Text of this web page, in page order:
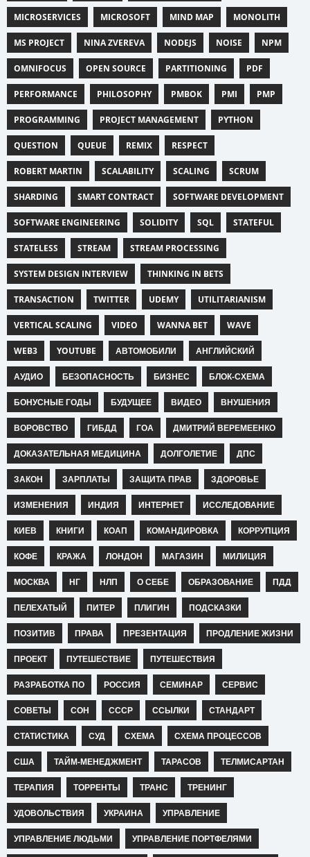
MICROSERVICES MICROSOFT MIND MAP MONOLITH
MS PROJECT NINA ZVEREVA NODEJS NOISE NPM
OMNIFOCUS OPEN SOURCE PARTITIONING PDF
PERFORMANCE PHILOSOPHY PMBOK PMI PMP
PROGRAMMING PROJECT MANAGEMENT PYTHON
QUESTION QUEUE REMIX RESPECT
ROBERT MARTIN SCALABILITY SCALING SCRUM
SHARDING SMART CONTRACT SOFTWARE DEVELOPMENT
SOFTWARE ENGINEERING SOLIDITY SQL STATEFUL
STATELESS STREAM STREAM PROCESSING
SYSTEM DESIGN INTERVIEW THINKING IN BETS
TRANSACTION TWITTER UDEMY UTILITARIANISM
VERTICAL SCALING VIDEO WANNA BET WAVE
WEB3 YOUTUBE АВТОМОБИЛИ АНГЛИЙСКИЙ
АУДИО БЕЗОПАСНОСТЬ БИЗНЕС БЛОК-СХЕМА
БОНУСНЫЕ ГОДЫ БУДУЩЕЕ ВИДЕО ВНУШЕНИЯ
ВОРОВСТВО ГИБДД ГОА ДМИТРИЙ ВЕРЕМЕЕНКО
ДОКАЗАТЕЛЬНАЯ МЕДИЦИНА ДОЛГОЛЕТИЕ ДПС
ЗАКОН ЗАРПЛАТЫ ЗАЩИТА ПРАВ ЗДОРОВЬЕ
ИЗМЕНЕНИЯ ИНДИЯ ИНТЕРНЕТ ИССЛЕДОВАНИЕ
КИЕВ КНИГИ КОАП КОМАНДИРОВКА КОРРУПЦИЯ
КОФЕ КРАЖА ЛОНДОН МАГАЗИН МИЛИЦИЯ
МОСКВА НГ НЛП О СЕБЕ ОБРАЗОВАНИЕ ПДД
ПЕЛЕХАТЫЙ ПИТЕР ПЛИГИН ПОДСКАЗКИ
ПОЗИТИВ ПРАВА ПРЕЗЕНТАЦИЯ ПРОДЛЕНИЕ ЖИЗНИ
ПРОЕКТ ПУТЕШЕСТВИЕ ПУТЕШЕСТВИЯ
РАЗРАБОТКА ПО РОССИЯ СЕМИНАР СЕРВИС
СОВЕТЫ СОН СССР ССЫЛКИ СТАНДАРТ
СТАТИСТИКА СУД СХЕМА СХЕМА ПРОЦЕССОВ
США ТАЙМ-МЕНЕДЖМЕНТ ТАРАСОВ ТЕЛМИСАРТАН
ТЕРАПИЯ ТОРРЕНТЫ ТРАНС ТРЕНИНГ
УДОВОЛЬСТВИЯ УКРАИНА УПРАВЛЕНИЕ
УПРАВЛЕНИЕ ЛЮДЬМИ УПРАВЛЕНИЕ ПОРТФЕЛЯМИ